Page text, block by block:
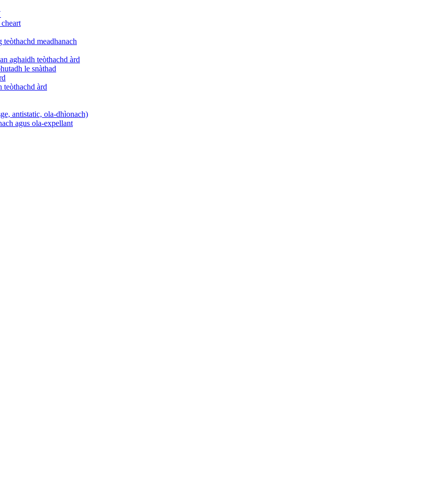
meadhanach
aghaidh teòthachd àrd
le snàthad
teòthachd àrd
antistatic, ola-dhìonach)
agus ola-expellant